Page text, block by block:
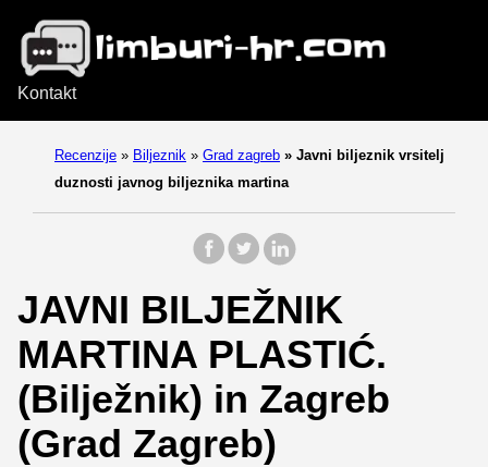
Kontakt
Recenzije » Biljeznik » Grad zagreb » Javni biljeznik vrsitelj
duznosti javnog biljeznika martina
JAVNI BILJEŽNIK
MARTINA PLASTIĆ.
(Bilježnik) in Zagreb
(Grad Zagreb)